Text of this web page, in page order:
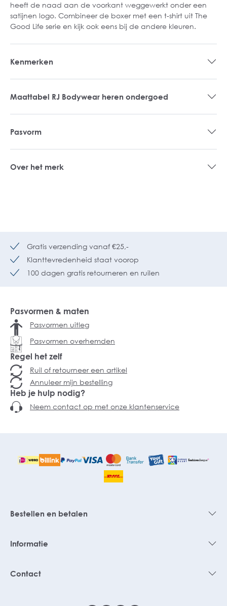
heeft de naad aan de voorkant weggewerkt onder een
satijnen logo. Combineer de boxer met een t-shirt uit The
Good Life serie en kijk ook eens bij de andere kleuren.
Kenmerken
Maattabel RJ Bodywear heren ondergoed
Pasvorm
Over het merk
Gratis verzending vanaf €25,-
Klanttevredenheid staat voorop
100 dagen gratis retourneren en ruilen
Pasvormen & maten
Pasvormen uitleg
Pasvormen overhemden
Regel het zelf
Ruil of retourneer een artikel
Annuleer mijn bestelling
Heb je hulp nodig?
Neem contact op met onze klantenservice
Bestellen en betalen
Informatie
Contact